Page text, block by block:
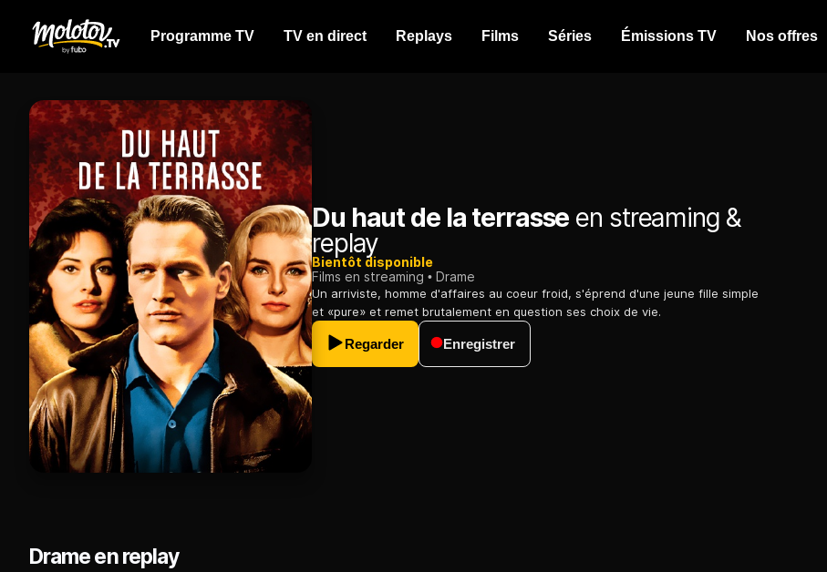
Programme TV TV en direct Replays Films Séries Émissions TV Nos offres
Du haut de la terrasse en streaming &
replay
Bientôt disponible
Films en streaming
Drame
Un arriviste, homme d'affaires au coeur froid, s'éprend d'une jeune fille simple
et «pure» et remet brutalement en question ses choix de vie.
Regarder Enregistrer
Drame en replay